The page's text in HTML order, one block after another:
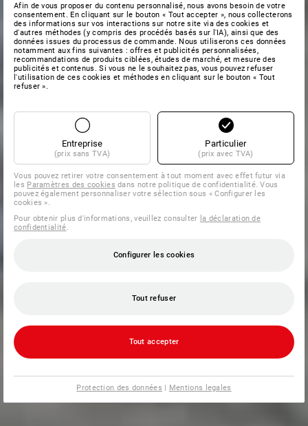
Afin de vous proposer du contenu personnalisé, nous avons besoin de votre
consentement. En cliquant sur le bouton « Tout accepter », nous collecterons
des informations sur vos interactions sur notre site via des cookies et
d'autres méthodes (y compris des procédés basés sur l'IA), ainsi que des
données issues du processus de commande. Nous utiliserons ces données
notamment aux fins suivantes : offres et publicités personnalisées,
recommandations de produits ciblées, études de marché, et mesure des
publicités et contenus. Si vous ne le souhaitez pas, vous pouvez refuser
l'utilisation de ces cookies et méthodes en cliquant sur le bouton « Tout
refuser ».
Entreprise
(prix sans TVA)
Particulier
(prix avec TVA)
Vous pouvez retirer votre consentement à tout moment avec effet futur via
les Paramètres des cookies dans notre politique de confidentialité. Vous
pouvez également personnaliser votre sélection sous « Configurer les
cookies ».
Pour obtenir plus d'informations, veuillez consulter la déclaration de
confidentialité
Configurer les cookies
Tout refuser
Tout accepter
Protection des données | Mentions legales